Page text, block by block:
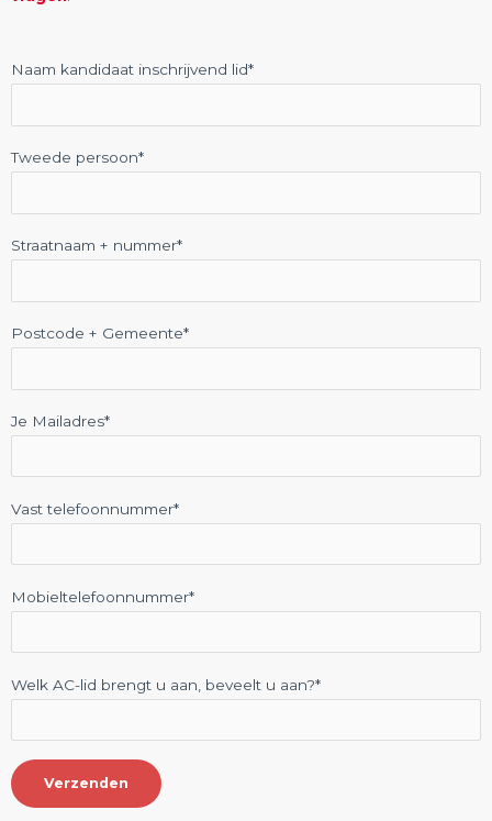
Naam kandidaat inschrijvend lid*
Tweede persoon*
Straatnaam + nummer*
Postcode + Gemeente*
Je Mailadres*
Vast telefoonnummer*
Mobieltelefoonnummer*
Welk AC-lid brengt u aan, beveelt u aan?*